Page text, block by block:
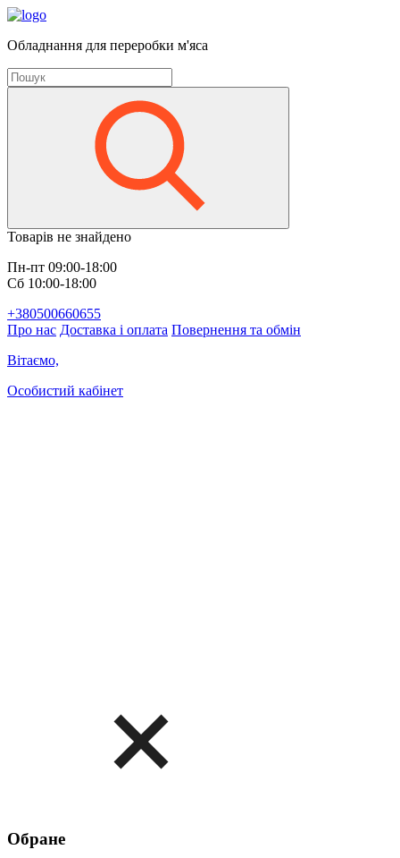
Обладнання для переробки м'яса
Товарів не знайдено
Пн-пт 09:00-18:00
Сб 10:00-18:00
+380500660655
Про нас Доставка і оплата Повернення та обмін
Вітаємо,
Особистий кабінет
Обране